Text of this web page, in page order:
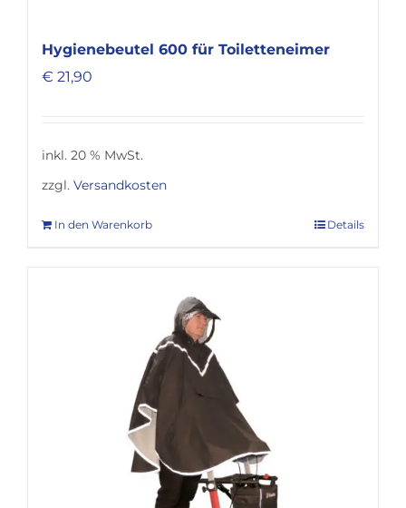
Hygienebeutel 600 für Toiletteneimer
€ 21,90
inkl. 20 % MwSt.
zzgl. Versandkosten
In den Warenkorb Details